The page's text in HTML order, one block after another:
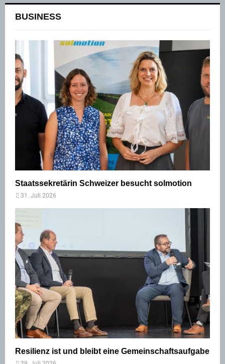
BUSINESS
Staatssekretärin Schweizer besucht solmotion
31. Juli 2026
Resilienz ist und bleibt eine Gemeinschaftsaufgabe